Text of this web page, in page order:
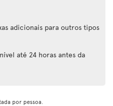
adicionais para outros tipos
até 24 horas antes da
por pessoa.